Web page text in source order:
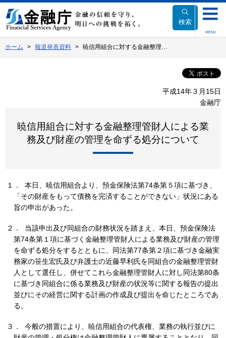
文
へ
動
検索
MENU
ホーム 報道発表資料 暁信用組合に対する金融整理…
平成14年３月15日
金融庁
暁信用組合に対する金融整理管財人による業
務及び財産の管理を命ずる処分について
１． 本日、暁信用組合より、預金保険法第74条第５項に基づき、
「その財産をもって債務を完済することができない」状況にある
旨の申出があった。
２． 当該申出及び同組合の財務状況を踏まえ、本日、預金保険法
第74条第１項に基づく金融整理管財人による業務及び財産の管理
を命ずる処分をするとともに、同法第77条第２項に基づき金融実
務家の笹生宏氏及び弁護士の近藤早利氏を同組合の金融整理管財
人として選任し、併せてこれら金融整理管財人に対し同法第80条
に基づき同組合に係る業務及び財産の状況等に関する報告の提出
並びにその経営に関する計画の作成及び提出を命じたところであ
る。
３． 今般の措置により、暁信用組合の代表権、業務の執行並びに